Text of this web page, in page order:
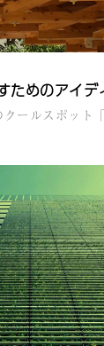
ためのアイデ
ールスポット「